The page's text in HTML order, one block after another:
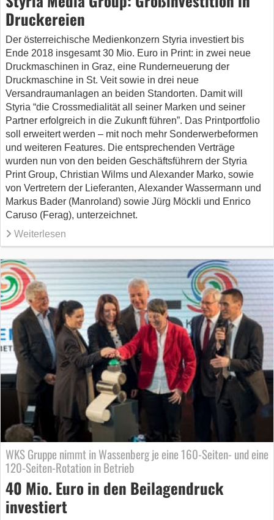
Druckereien
Der österreichische Medienkonzern Styria investiert bis
Ende 2018 insgesamt 30 Mio. Euro in Print: in zwei neue
Druckmaschinen in Graz, eine Runderneuerung der
Druckmaschine in St. Veit sowie in drei neue
Versandraumanlagen an beiden Standorten. Damit will
Styria “die Crossmedialität all seiner Marken und seiner
Partner erfolgreich in die Zukunft führen”. Das Printportfolio
soll erweitert werden – mit noch mehr Sonderwerbeformen
und weiteren Features. Die entsprechenden Verträge
wurden nun von den beiden Geschäftsführern der Styria
Print Group, Christian Wilms und Alexander Marko, sowie
von Vertretern der Lieferanten, Alexander Wassermann und
Markus Bader (Manroland) sowie Jürg Möckli und Enrico
Caruso (Ferag), unterzeichnet.
Weiterlesen
WKS Gruppe nimmt in Wassenberg je eine 160-Seiten- und eine
120-Seiten-Rotation in Betrieb
40 Mio. Euro in den Beilagendruck
investiert